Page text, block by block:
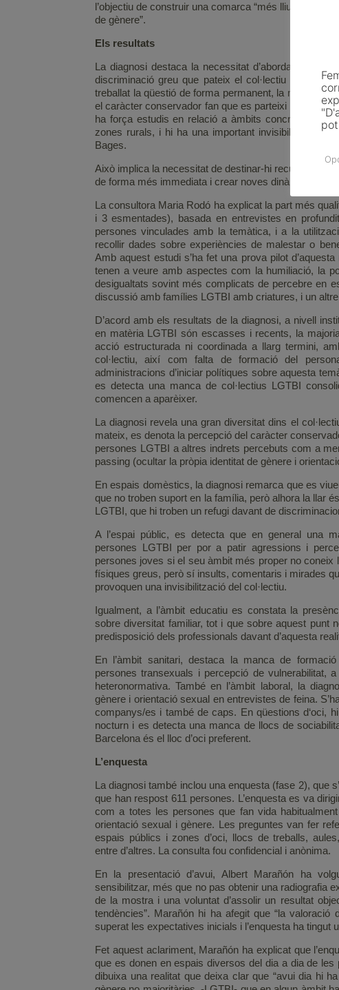
l’objectiu de construir una comarca “més lliure de
de gènere”.
Els resultats
La diagnosi destaca la necessitat d’abordar
discriminació greu que pateix el col·lectiu LGTBI a
treballat la qüestió de forma permanent, la manca
el caràcter conservador fan que es parteixi d’un punt
ha força estudis en relació a àmbits concrets,
zones rurals, i hi ha una important invisibilització
Bages.
Això implica la necessitat de destinar-hi recursos de
de forma més immediata i crear noves dinàmiques
La consultora Maria Rodó ha explicat la part més
i 3 esmentades), basada en entrevistes en
persones vinculades amb la temàtica, i a la
recollir dades sobre experiències de malestar o
Amb aquest estudi s’ha fet una prova pilot
tenen a veure amb aspectes com la humiliació, la
desigualtats sovint més complicats de percebre en
discussió amb famílies LGTBI amb criatures, i un
D’acord amb els resultats de la diagnosi, a nivell
en matèria LGTBI són escasses i recents, la
acció estructurada ni coordinada a llarg termini,
col·lectiu, així com falta de formació del
administracions d’iniciar polítiques sobre aquesta
es detecta una manca de col·lectius LGTBI
comencen a aparèixer.
La diagnosi revela una gran diversitat dins el
mateix, es denota la percepció del caràcter
persones LGTBI a altres indrets percebuts com a
passing (ocultar la pròpia identitat de gènere i
En espais domèstics, la diagnosi remarca que es
que no troben suport en la família, però alhora la llar
LGTBI, que hi troben un refugi davant de
A l’espai públic, es detecta que en general una
persones LGTBI per por a patir agressions i
persones joves si el seu àmbit més proper no coneix
físiques greus, però sí insults, comentaris i mirades
provoquen una invisibilització del col·lectiu.
Igualment, a l’àmbit educatiu es constata la
sobre diversitat familiar, tot i que sobre aquest punt
predisposició dels professionals davant d’aquesta
En l’àmbit sanitari, destaca la manca de
persones transexuals i percepció de vulnerabilitat,
heteronormativa. També en l’àmbit laboral, la
gènere i orientació sexual en entrevistes de feina.
companys/es i també de caps. En qüestions d‘oci,
nocturn i es detecta una manca de llocs de
Barcelona és el lloc d’oci preferent.
L’enquesta
La diagnosi també inclou una enquesta (fase 2), que
que han respost 611 persones. L’enquesta es va
com a totes les persones que fan vida
orientació sexual i gènere. Les preguntes van fer
espais públics i zones d’oci, llocs de treballs,
entre d’altres. La consulta fou confidencial i anònima.
En la presentació d’avui, Albert Marañón ha
sensibilitzar, més que no pas obtenir una radiografia
de la mostra i una voluntat d’assolir un resultat
tendències”. Marañón hi ha afegit que “la
superat les expectatives inicials i l’enquesta ha tingut
Fet aquest aclariment, Marañón ha explicat que
que es donen en espais diversos del dia a dia de les
dibuixa una realitat que deixa clar que “avui dia hi